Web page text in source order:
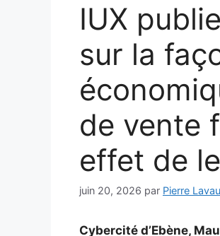
IUX
sur la
de vente
effet de
juin 20, 2026 par Pierre
Cybercité d’Ebène,